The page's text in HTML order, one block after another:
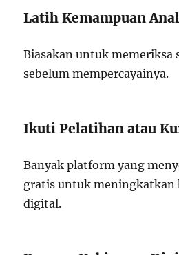
Latih Kemampuan
Biasakan untuk memeriksa
sebelum mempercayainya.
Ikuti Pelatihan atau
Banyak platform yang
gratis untuk meningkatkan
digital.